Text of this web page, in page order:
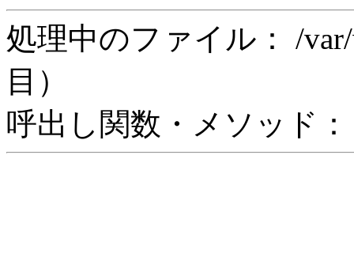
処理中のファイル： /
目）
呼出し関数・メソッド：